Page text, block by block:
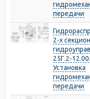
передачи
2-х
25Г.2-
Установка
передачи